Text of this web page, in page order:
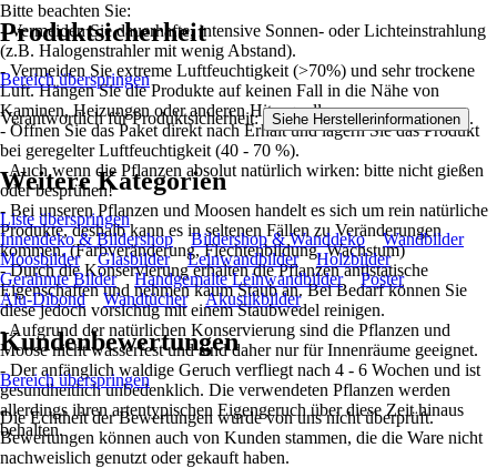
Bitte beachten Sie:
- Vermeiden Sie dauerhafte, intensive Sonnen- oder Lichteinstrahlung
(z.B. Halogenstrahler mit wenig Abstand).
- Vermeiden Sie extreme Luftfeuchtigkeit (>70%) und sehr trockene
Luft. Hängen Sie die Produkte auf keinen Fall in die Nähe von
Kaminen, Heizungen oder anderen Hitzequellen.
- Öffnen Sie das Paket direkt nach Erhalt und lagern Sie das Produkt
bei geregelter Luftfeuchtigkeit (40 - 70 %).
- Auch wenn die Pflanzen absolut natürlich wirken: bitte nicht gießen
oder besprühen!
- Bei unseren Pflanzen und Moosen handelt es sich um rein natürliche
Produkte, deshalb kann es in seltenen Fällen zu Veränderungen
kommen. (Farbveränderung, Flechtenbildung, Wachstum)
- Durch die Konservierung erhalten die Pflanzen antistatische
Eigenschaften und nehmen kaum Staub an. Bei Bedarf können Sie
diese jedoch vorsichtig mit einem Staubwedel reinigen.
- Aufgrund der natürlichen Konservierung sind die Pflanzen und
Moose nicht wasserfest und sind daher nur für Innenräume geeignet.
- Der anfänglich waldige Geruch verfliegt nach 4 - 6 Wochen und ist
gesundheitlich unbedenklich. Die verwendeten Pflanzen werden
allerdings ihren artentypischen Eigengeruch über diese Zeit hinaus
behalten.
Produktsicherheit
Bereich überspringen
Verantwortlich für Produktsicherheit: Siehe Herstellerinformationen .
Weitere Kategorien
Liste überspringen
Innendeko & Bildershop
Bildershop & Wanddeko
Wandbilder
Moosbilder
Glasbilder Leinwandbilder
Holzbilder
Gerahmte Bilder
Handgemalte Leinwandbilder
Poster
Alu-Dibond
Wandtücher Akustikbilder
Kundenbewertungen
Bereich überspringen
Die Echtheit der Bewertungen wurde von uns nicht überprüft.
Bewertungen können auch von Kunden stammen, die die Ware nicht
nachweislich genutzt oder gekauft haben.